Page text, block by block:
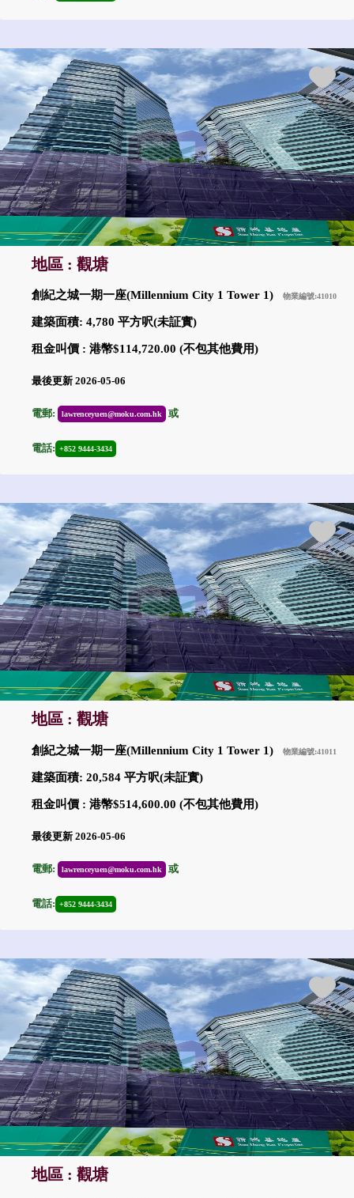
地區 : 觀塘
創紀之城一期一座(Millennium City 1 Tower 1) 物業編號:41010
建築面積: 4,780 平方呎(未証實)
租金叫價 : 港幣$114,720.00 (不包其他費用)
最後更新 2026-05-06
電郵: lawrenceyuen@moku.com.hk 或
電話: +852 9444-3434
地區 : 觀塘
創紀之城一期一座(Millennium City 1 Tower 1) 物業編號:41011
建築面積: 20,584 平方呎(未証實)
租金叫價 : 港幣$514,600.00 (不包其他費用)
最後更新 2026-05-06
電郵: lawrenceyuen@moku.com.hk 或
電話: +852 9444-3434
地區 : 觀塘